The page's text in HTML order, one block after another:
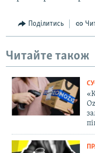
Поділитись
Читайте також